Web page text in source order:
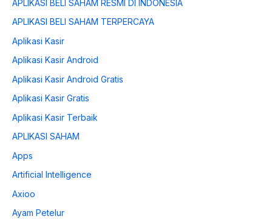
APLIKASI BELI SAHAM RESMI DI INDONESIA
APLIKASI BELI SAHAM TERPERCAYA
Aplikasi Kasir
Aplikasi Kasir Android
Aplikasi Kasir Android Gratis
Aplikasi Kasir Gratis
Aplikasi Kasir Terbaik
APLIKASI SAHAM
Apps
Artificial Intelligence
Axioo
Ayam Petelur